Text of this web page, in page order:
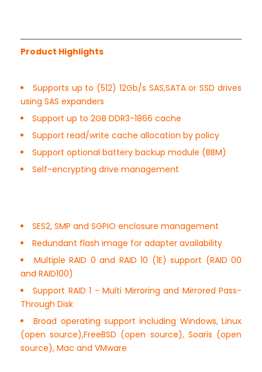
Product Highlights
Supports up to (512) 12Gb/s SAS,SATA or SSD drives
using SAS expanders
Support up to 2GB DDR3-1866 cache
Support read/write cache allocation by policy
Support optional battery backup module (BBM)
Self-encrypting drive management
SES2, SMP and SGPIO enclosure management
Redundant flash image for adapter availability
Multiple RAID 0 and RAID 10 (1E) support (RAID 00
and RAID100)
Support RAID 1 - Multi Mirroring and Mirrored Pass-
Through Disk
Broad operating support including Windows, Linux
(open source),FreeBSD (open source), Soaris (open
source), Mac and VMware